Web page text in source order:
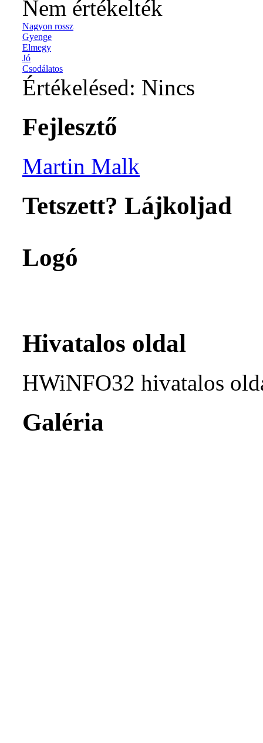
Nem értékelték
Nagyon rossz
Gyenge
Elmegy
Jó
Csodálatos
Értékelésed: Nincs
Fejlesztő
Martin Malk
Tetszett? Lájkoljad
Logó
Hivatalos oldal
HWiNFO32 hivatalos
Galéria